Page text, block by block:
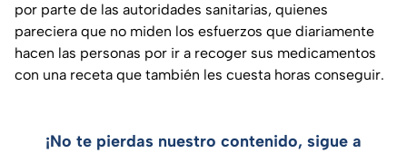
por parte de las autoridades sanitarias, quienes
pareciera que no miden los esfuerzos que diariamente
hacen las personas por ir a recoger sus medicamentos
con una receta que también les cuesta horas conseguir.
¡No te pierdas nuestro contenido, sigue a